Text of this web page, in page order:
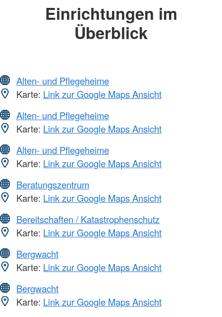
Einrichtungen im
Überblick
Alten- und Pflegeheime
Karte: Link zur Google Maps Ansicht
Alten- und Pflegeheime
Karte: Link zur Google Maps Ansicht
Alten- und Pflegeheime
Karte: Link zur Google Maps Ansicht
Beratungszentrum
Karte: Link zur Google Maps Ansicht
Bereitschaften / Katastrophenschutz
Karte: Link zur Google Maps Ansicht
Bergwacht
Karte: Link zur Google Maps Ansicht
Bergwacht
Karte: Link zur Google Maps Ansicht